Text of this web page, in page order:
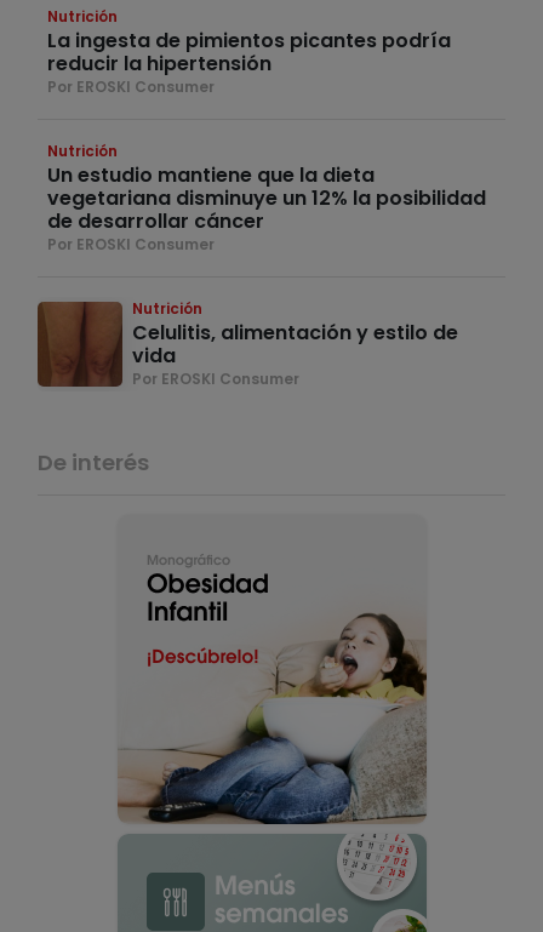
Nutrición
La ingesta de pimientos picantes podría
reducir la hipertensión
Por EROSKI Consumer
Nutrición
Un estudio mantiene que la dieta
vegetariana disminuye un 12% la posibilidad
de desarrollar cáncer
Por EROSKI Consumer
Nutrición
Celulitis, alimentación y estilo de
vida
Por EROSKI Consumer
De interés